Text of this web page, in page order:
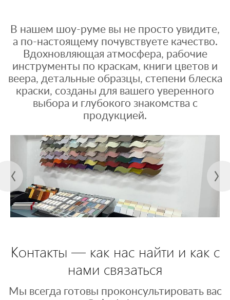
В нашем шоу-руме вы не просто увидите,
а по-настоящему почувствуете качество.
Вдохновляющая атмосфера, рабочие
инструменты по краскам, книги цветов и
веера, детальные образцы, степени блеска
краски, созданы для вашего уверенного
выбора и глубокого знакомства с
продукцией.
Контакты — как нас найти и как с
нами связаться
Мы всегда готовы проконсультировать вас